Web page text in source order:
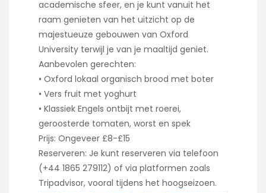
academische sfeer, en je kunt vanuit het
raam genieten van het uitzicht op de
majestueuze gebouwen van Oxford
University terwijl je van je maaltijd geniet.
Aanbevolen gerechten:
• Oxford lokaal organisch brood met boter
• Vers fruit met yoghurt
• Klassiek Engels ontbijt met roerei,
geroosterde tomaten, worst en spek
Prijs: Ongeveer £8-£15
Reserveren: Je kunt reserveren via telefoon
(+44 1865 279112) of via platformen zoals
Tripadvisor, vooral tijdens het hoogseizoen.